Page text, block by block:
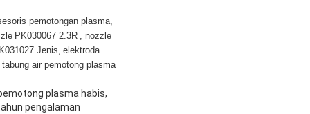
pemotongan plasma,
PK030067 2.3R
, nozzle
Jenis, elektroda
air pemotong plasma
plasma habis,
pengalaman